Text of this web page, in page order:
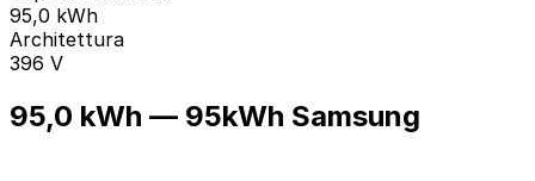
95,0 kWh
Architettura
396 V
95,0 kWh — 95kWh Samsung